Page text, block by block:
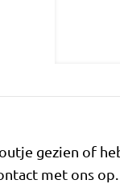
gezien of
met ons op.